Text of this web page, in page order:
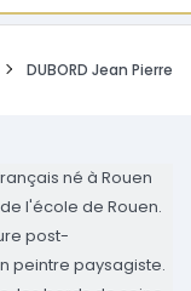
DUBORD Jean Pierre
né à Rouen
l'école de Rouen.
post-
peintre paysagiste.